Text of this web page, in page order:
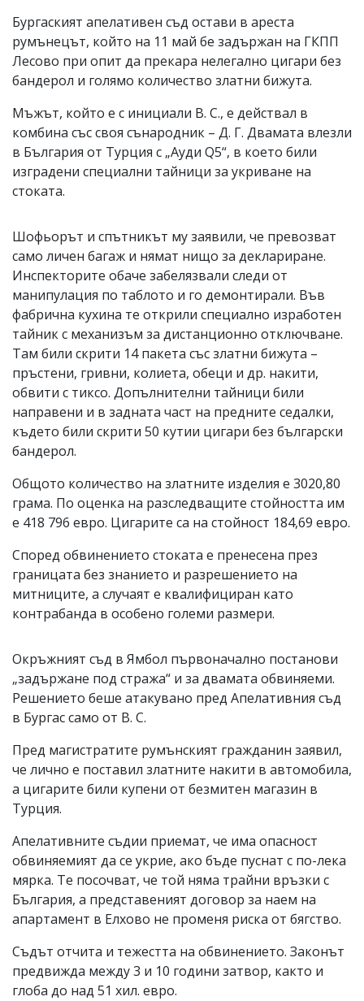
обиден
вас
коментар,
моля
сигнализирайте
ни!
Бургаският апелативен съд остави в ареста
румънецът, който на 11 май бе задържан на ГКПП
Лесово при опит да прекара нелегално цигари без
бандерол и голямо количество златни бижута.
Мъжът, който е с инициали В. С., е действал в
комбина със своя сънародник – Д. Г. Двамата влезли
в България от Турция с „Ауди Q5“, в което били
изградени специални тайници за укриване на
стоката.
Шофьорът и спътникът му заявили, че превозват
само личен багаж и нямат нищо за деклариране.
Инспекторите обаче забелязвали следи от
манипулация по таблото и го демонтирали. Във
фабрична кухина те открили специално изработен
тайник с механизъм за дистанционно отключване.
Там били скрити 14 пакета със златни бижута –
пръстени, гривни, колиета, обеци и др. накити,
обвити с тиксо. Допълнителни тайници били
направени и в задната част на предните седалки,
където били скрити 50 кутии цигари без български
бандерол.
Общото количество на златните изделия е 3020,80
грама. По оценка на разследващите стойността им
е 418 796 евро. Цигарите са на стойност 184,69 евро.
Според обвинението стоката е пренесена през
границата без знанието и разрешението на
митниците, а случаят е квалифициран като
контрабанда в особено големи размери.
Окръжният съд в Ямбол първоначално постанови
„задържане под стража“ и за двамата обвиняеми.
Решението беше атакувано пред Апелативния съд
в Бургас само от В. С.
Пред магистратите румънският гражданин заявил,
че лично е поставил златните накити в автомобила,
а цигарите били купени от безмитен магазин в
Турция.
Апелативните съдии приемат, че има опасност
обвиняемият да се укрие, ако бъде пуснат с по-лека
мярка. Те посочват, че той няма трайни връзки с
България, а представеният договор за наем на
апартамент в Елхово не променя риска от бягство.
Съдът отчита и тежестта на обвинението. Законът
предвижда между 3 и 10 години затвор, както и
глоба до над 51 хил. евро.